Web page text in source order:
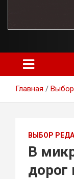
Главная
ВЫБОР
В
дорог